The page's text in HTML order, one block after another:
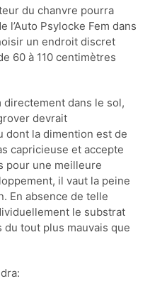
du chanvre pourra
Psylocke Fem dans
un endroit discret
60 à 110 centimètres
directement dans le sol,
devrait
dont la dimention est de
capricieuse et accepte
pour une meilleure
il vaut la peine
En absence de telle
le substrat
du tout plus mauvais que